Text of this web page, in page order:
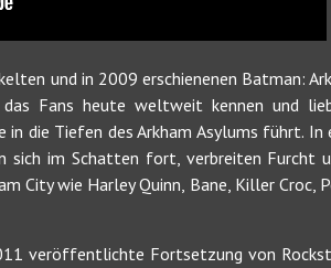
und in 2009 erschienenen Batman:
das Fans heute weltweit kennen und
in die Tiefen des Arkham Asylums führt.
sich im Schatten fort, verbreiten Furcht
City wie Harley Quinn, Bane, Killer Croc,
veröffentlichte Fortsetzung von